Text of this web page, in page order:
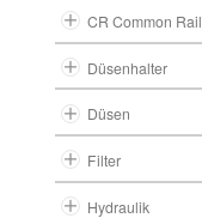
CR Common Rail
Düsenhalter
Düsen
Filter
Hydraulik